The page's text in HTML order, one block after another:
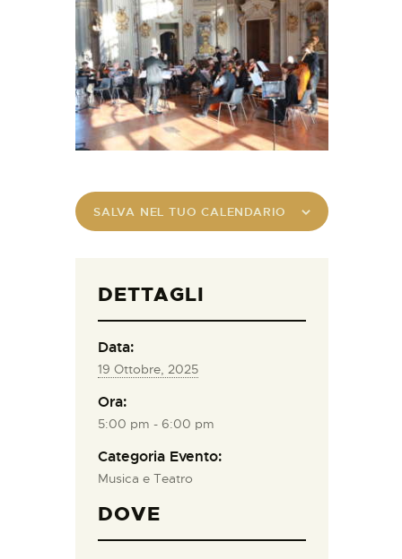
SALVA NEL TUO CALENDARIO
DETTAGLI
Data:
19 Ottobre, 2025
Ora:
5:00 pm - 6:00 pm
Categoria Evento:
Musica e Teatro
DOVE